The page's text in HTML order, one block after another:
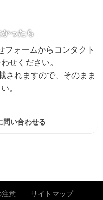
ったら
フォームからコンタクト
せください。
されますので、そのまま
。
問い合わせる
注意 サイトマップ